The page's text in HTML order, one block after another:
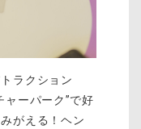
ラクション
ャーパーク”で好
がえる！ヘン